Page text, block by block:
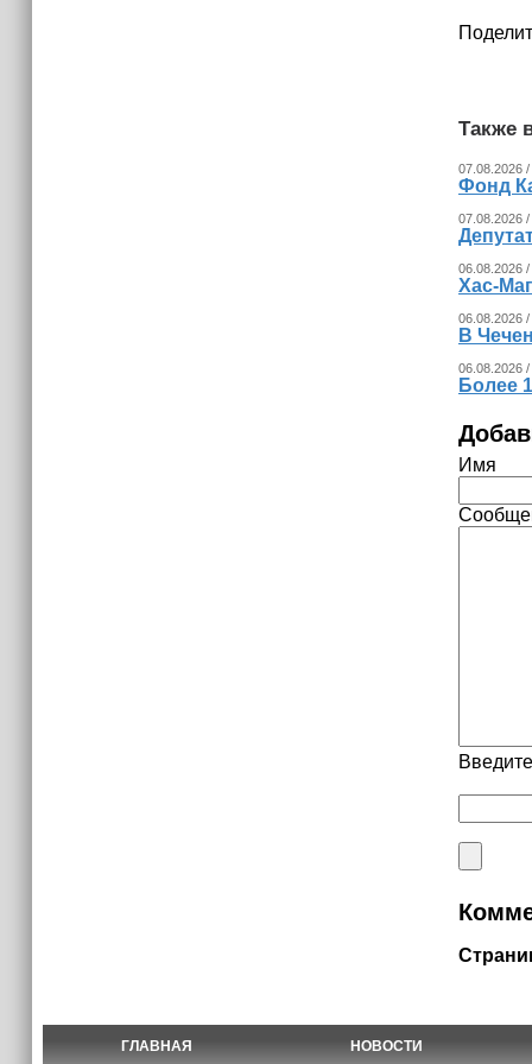
Также
07.08.2026 /
Фонд
07.08.2026
06.08.2026
Хас-
06.08.2026
В
06.08.2026
Более
Имя
ГЛАВНАЯ НОВОСТИ